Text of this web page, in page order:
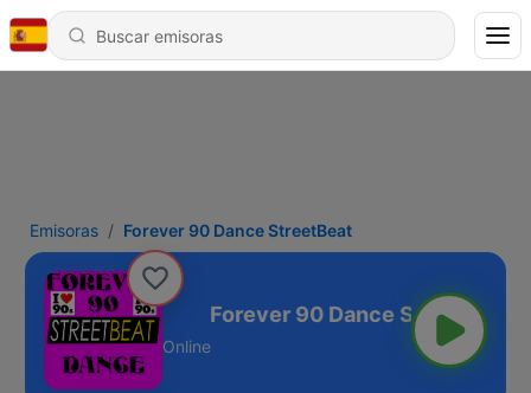
Emisoras Forever 90 Dance StreetBeat
StreetBeat
Online